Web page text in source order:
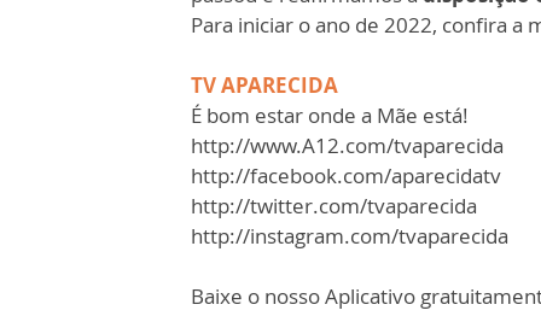
Para iniciar o ano de 2022, confira a
TV APARECIDA
É bom estar onde a Mãe está!
http://www.A12.com/tvaparecida
http://facebook.com/aparecidatv
http://twitter.com/tvaparecida
http://instagram.com/tvaparecida
Baixe o nosso Aplicativo